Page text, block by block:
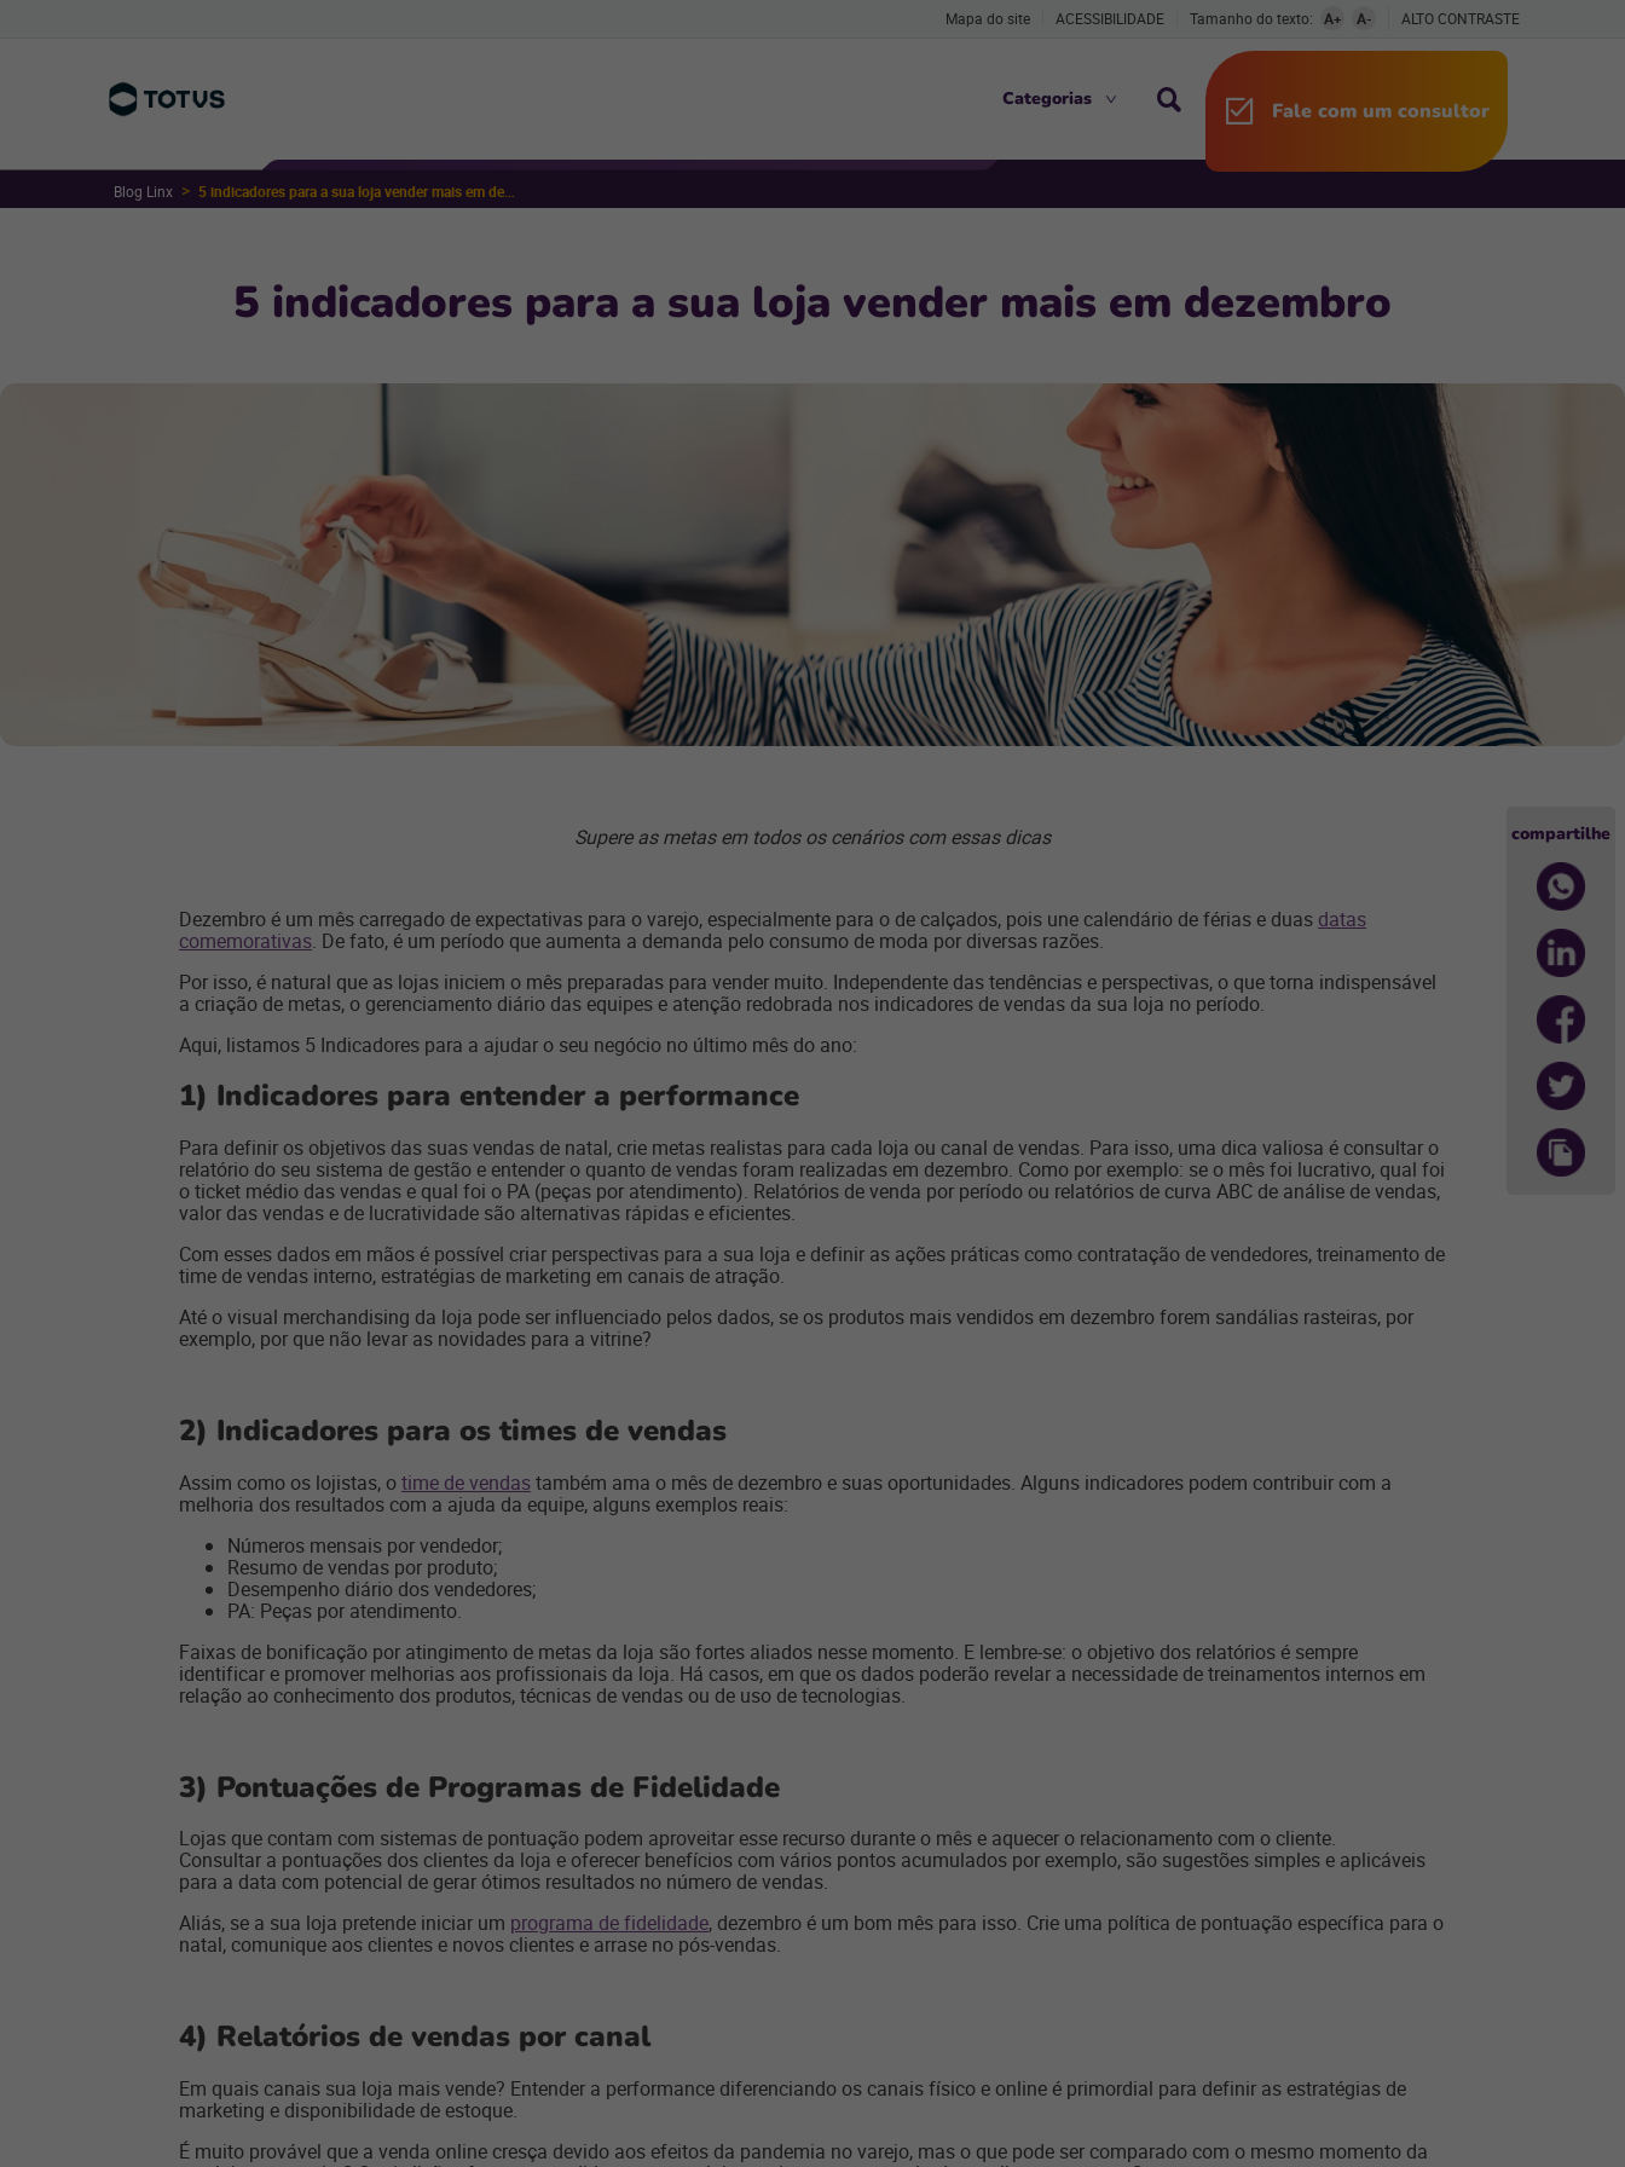
Mapa do site ACESSIBILIDADE Tamanho do texto: A+ A- ALTO CONTRASTE
Categorias Fale com um consultor
Blog Linx
5 indicadores para a sua loja vender mais em dezembro
Supere as metas em todos os cenários com essas dicas
Dezembro é um mês carregado de expectativas para o varejo, especialmente para o de calçados, pois une calendário de férias e duas datas
comemorativas. De fato, é um período que aumenta a demanda pelo consumo de moda por diversas razões.
Por isso, é natural que as lojas iniciem o mês preparadas para vender muito. Independente das tendências e perspectivas, o que torna indispensável
a criação de metas, o gerenciamento diário das equipes e atenção redobrada nos indicadores de vendas da sua loja no período.
Aqui, listamos 5 Indicadores para a ajudar o seu negócio no último mês do ano:
1) Indicadores para entender a performance
Para definir os objetivos das suas vendas de natal, crie metas realistas para cada loja ou canal de vendas. Para isso, uma dica valiosa é consultar o
relatório do seu sistema de gestão e entender o quanto de vendas foram realizadas em dezembro. Como por exemplo: se o mês foi lucrativo, qual foi
o ticket médio das vendas e qual foi o PA (peças por atendimento). Relatórios de venda por período ou relatórios de curva ABC de análise de vendas,
valor das vendas e de lucratividade são alternativas rápidas e eficientes.
Com esses dados em mãos é possível criar perspectivas para a sua loja e definir as ações práticas como contratação de vendedores, treinamento de
time de vendas interno, estratégias de marketing em canais de atração.
Até o visual merchandising da loja pode ser influenciado pelos dados, se os produtos mais vendidos em dezembro forem sandálias rasteiras, por
exemplo, por que não levar as novidades para a vitrine?
2) Indicadores para os times de vendas
Assim como os lojistas, otime de vendastambém ama o mês de dezembro e suas oportunidades. Alguns indicadores podem contribuir com a
melhoria dos resultados com a ajuda da equipe, alguns exemplos reais:
Números mensais por vendedor;
Resumo de vendas por produto;
Desempenho diário dos vendedores;
PA: Peças por atendimento.
Faixas de bonificação por atingimento de metas da loja são fortes aliados nesse momento. E lembre-se: o objetivo dos relatórios é sempre
identificar e promover melhorias aos profissionais da loja. Há casos, em que os dados poderão revelar a necessidade de treinamentos internos em
relação ao conhecimento dos produtos, técnicas de vendas ou de uso de tecnologias.
3) Pontuações de Programas de Fidelidade
Lojas que contam com sistemas de pontuação podem aproveitar esse recurso durante o mês e aquecer o relacionamento com o cliente.
Consultar a pontuações dos clientes da loja e oferecer benefícios com vários pontos acumulados por exemplo, são sugestões simples e aplicáveis
para a data com potencial de gerar ótimos resultados no número de vendas.
Aliás, se a sua loja pretende iniciar um programa de fidelidade, dezembro é um bom mês para isso. Crie uma política de pontuação específica para o
natal, comunique aos clientes e novos clientes e arrase no pós-vendas.
4) Relatórios de vendas por canal
Em quais canais sua loja mais vende? Entender a performance diferenciando os canais físico e online é primordial para definir as estratégias de
marketing e disponibilidade de estoque.
É muito provável que a venda online cresça devido aos efeitos da pandemia no varejo, mas o que pode ser comparado com o mesmo momento da
compartilhe